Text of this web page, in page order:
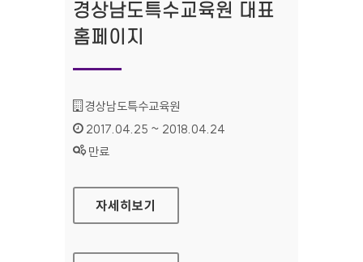
경상남도특수교육원 대표
홈페이지
기관명 :
경상남도특수교육원
인증기간 :
2017.04.25 ~ 2018.04.24
상태 :
만료
경상남도특수교육원 대표 홈페이지
자세히보기